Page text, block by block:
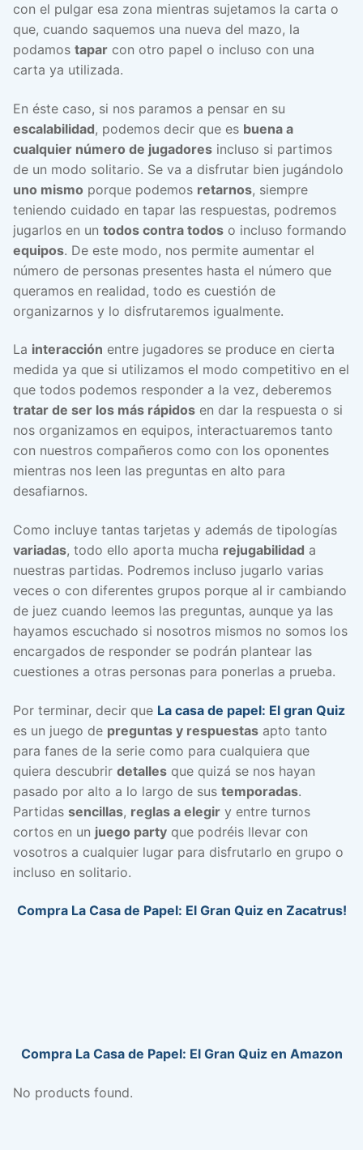
con el pulgar esa zona mientras sujetamos la carta o
que, cuando saquemos una nueva del mazo, la
podamos tapar con otro papel o incluso con una
carta ya utilizada.
En éste caso, si nos paramos a pensar en su
escalabilidad, podemos decir que es buena a
cualquier número de jugadores incluso si partimos
de un modo solitario. Se va a disfrutar bien jugándolo
uno mismo porque podemos retarnos, siempre
teniendo cuidado en tapar las respuestas, podremos
jugarlos en un todos contra todos o incluso formando
equipos. De este modo, nos permite aumentar el
número de personas presentes hasta el número que
queramos en realidad, todo es cuestión de
organizarnos y lo disfrutaremos igualmente.
La interacción entre jugadores se produce en cierta
medida ya que si utilizamos el modo competitivo en el
que todos podemos responder a la vez, deberemos
tratar de ser los más rápidos en dar la respuesta o si
nos organizamos en equipos, interactuaremos tanto
con nuestros compañeros como con los oponentes
mientras nos leen las preguntas en alto para
desafiarnos.
Como incluye tantas tarjetas y además de tipologías
variadas, todo ello aporta mucha rejugabilidad a
nuestras partidas. Podremos incluso jugarlo varias
veces o con diferentes grupos porque al ir cambiando
de juez cuando leemos las preguntas, aunque ya las
hayamos escuchado si nosotros mismos no somos los
encargados de responder se podrán plantear las
cuestiones a otras personas para ponerlas a prueba.
Por terminar, decir que La casa de papel: El gran Quiz
es un juego de preguntas y respuestas apto tanto
para fanes de la serie como para cualquiera que
quiera descubrir detalles que quizá se nos hayan
pasado por alto a lo largo de sus temporadas.
Partidas sencillas, reglas a elegir y entre turnos
cortos en un juego party que podréis llevar con
vosotros a cualquier lugar para disfrutarlo en grupo o
incluso en solitario.
Compra La Casa de Papel: El Gran Quiz en Zacatrus!
Compra La Casa de Papel: El Gran Quiz en Amazon
No products found.